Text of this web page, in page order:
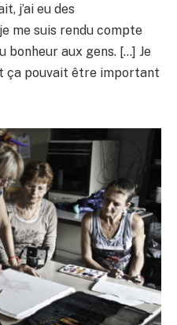
j’ai eu des
me suis rendu compte
bonheur aux gens. […] Je
ça pouvait être important